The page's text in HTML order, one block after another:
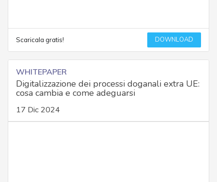
Scaricala gratis! DOWNLOAD
WHITEPAPER
Digitalizzazione dei processi doganali extra UE:
cosa cambia e come adeguarsi
17 Dic 2024